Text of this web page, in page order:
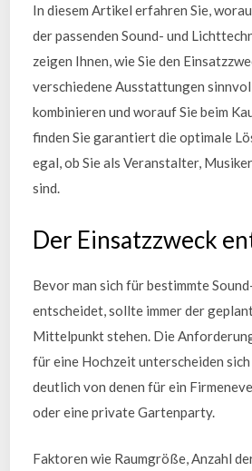
In diesem Artikel erfahren Sie,
der passenden Sound- und
zeigen Ihnen, wie Sie den
verschiedene Ausstattungen
kombinieren und worauf Sie beim
finden Sie garantiert die optimale
egal, ob Sie als Veranstalter,
sind.
Der Einsatzzweck
Bevor man sich für bestimmte
entscheidet, sollte immer der
Mittelpunkt stehen. Die
für eine Hochzeit unterscheiden
deutlich von denen für ein
oder eine private Gartenparty.
Faktoren wie Raumgröße, Anzahl